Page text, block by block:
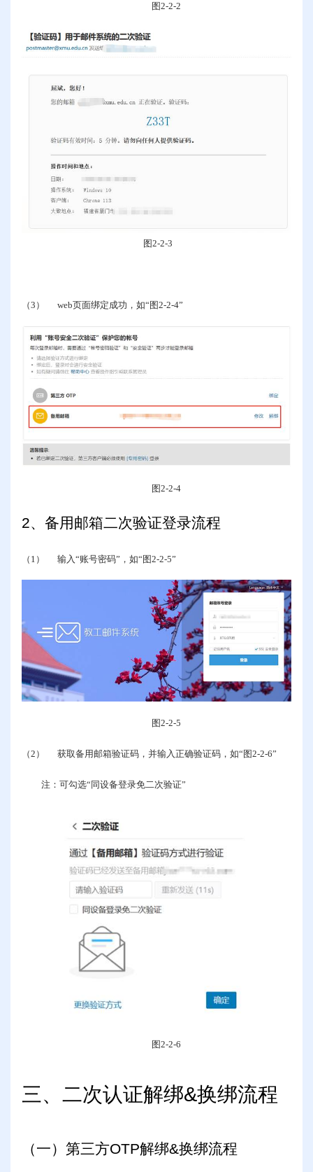
图2-2-2
图 2-2-3
（3） web 页面绑定成功，如“图 2-2-4”
图2-2-4
2、备用邮箱二次验证登录流程
（1） 输入“账号密码”，如“图 2-2-5”
图2-2-5
（2） 获取备用邮箱验证码，并输入正确验证码，如“图 2-2-6”
注：可勾选“同设备登录免二次验证”
图2-2-6
三、二次认证解绑&换绑流程
（一）第三方OTP解绑&换绑流程